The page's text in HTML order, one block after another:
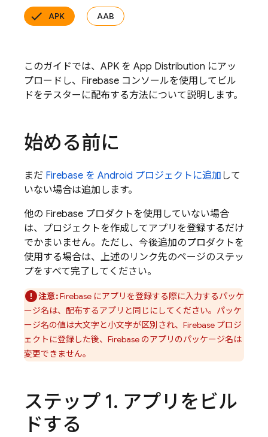
APK AAB
このガイドでは、APK を App Distribution にアッ
プロードし、 Firebase コンソールを使用してビル
ドをテスターに配布する方法について説明します。
始める前に
まだ Firebase を Android プロジェクトに追加 して
いない場合は追加します。
他の Firebase プロダクトを使用していない場合
は、プロジェクトを作成してアプリを登録するだけ
でかまいません。ただし、今後追加のプロダクトを
使用する場合は、上述のリンク先のページのステッ
プをすべて完了してください。
注意:Firebase にアプリを登録する際に入力するパッケ
ージ名は、配布するアプリと同じにしてください。パッケ
ージ名の値は大文字と小文字が区別され、Firebase プロジ
ェクトに登録した後、Firebase のアプリのパッケージ名は
変更できません。
ステップ 1. アプリをビル
ドする